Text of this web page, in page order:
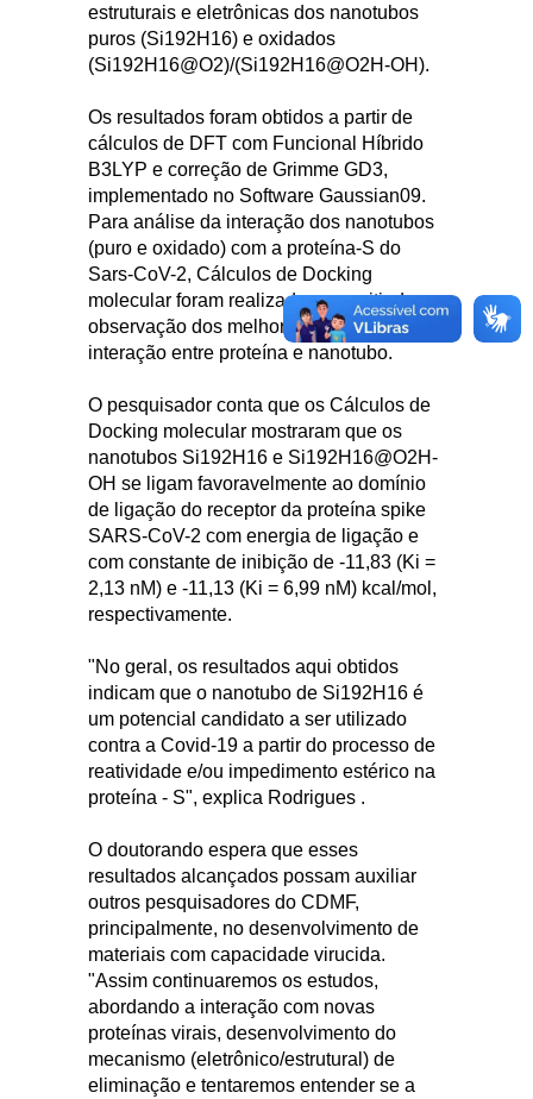
estruturais e eletrônicas dos nanotubos
puros (Si192H16) e oxidados
(Si192H16@O2)/(Si192H16@O2H-OH).
Os resultados foram obtidos a partir de
cálculos de DFT com Funcional Híbrido
B3LYP e correção de Grimme GD3,
implementado no Software Gaussian09.
Para análise da interação dos nanotubos
(puro e oxidado) com a proteína-S do
Sars-CoV-2, Cálculos de Docking
molecular foram realizados, permitindo a
observação dos melhores sítios de
interação entre proteína e nanotubo.
O pesquisador conta que os Cálculos de
Docking molecular mostraram que os
nanotubos Si192H16 e Si192H16@O2H-
OH se ligam favoravelmente ao domínio
de ligação do receptor da proteína spike
SARS-CoV-2 com energia de ligação e
com constante de inibição de -11,83 (Ki =
2,13 nM) e -11,13 (Ki = 6,99 nM) kcal/mol,
respectivamente.
"No geral, os resultados aqui obtidos
indicam que o nanotubo de Si192H16 é
um potencial candidato a ser utilizado
contra a Covid-19 a partir do processo de
reatividade e/ou impedimento estérico na
proteína - S", explica Rodrigues .
O doutorando espera que esses
resultados alcançados possam auxiliar
outros pesquisadores do CDMF,
principalmente, no desenvolvimento de
materiais com capacidade virucida.
"Assim continuaremos os estudos,
abordando a interação com novas
proteínas virais, desenvolvimento do
mecanismo (eletrônico/estrutural) de
eliminação e tentaremos entender se a